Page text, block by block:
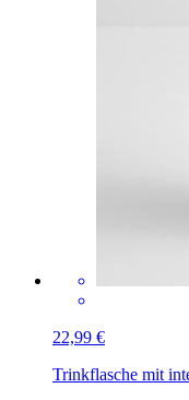
22,99 €
Trinkflasche mit